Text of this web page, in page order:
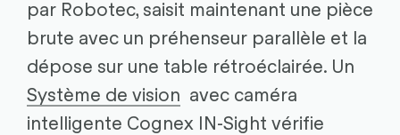
par Robotec, saisit maintenant une pièce
brute avec un préhenseur parallèle et la
dépose sur une table rétroéclairée. Un
Système de vision avec caméra
intelligente Cognex IN-Sight vérifie